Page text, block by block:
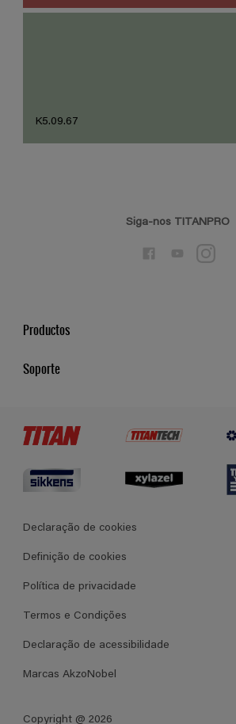
K5.09.67
Siga-nos TITANPRO
Productos
Soporte
Termos e Condições Gerais de Venda
Declaração de cookies
Definição de cookies
Política de privacidade
Termos e Condições
Declaração de acessibilidade
Marcas AkzoNobel
Copyright @ 2026